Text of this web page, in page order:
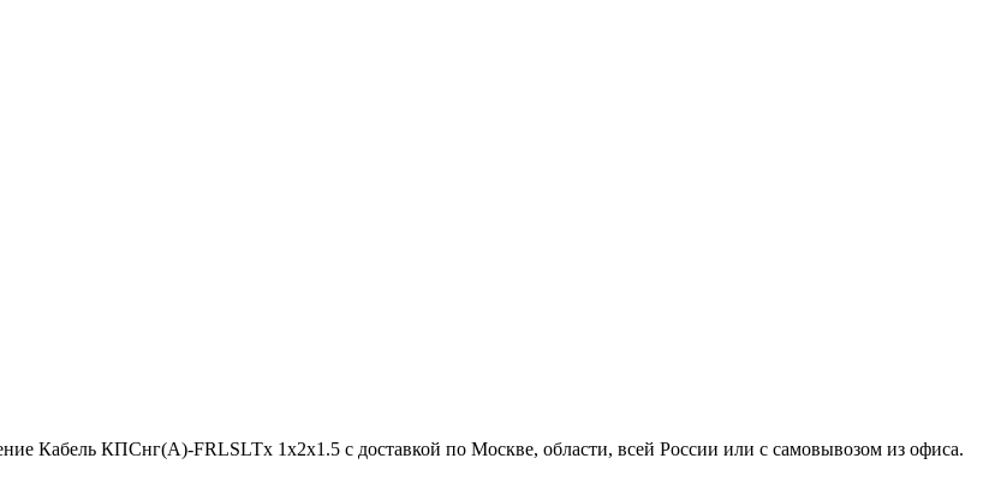
Кабель КПСнг(А)-FRLSLTx 1х2х1.5 с доставкой по Москве, области, всей России или с самовывозом из офиса.